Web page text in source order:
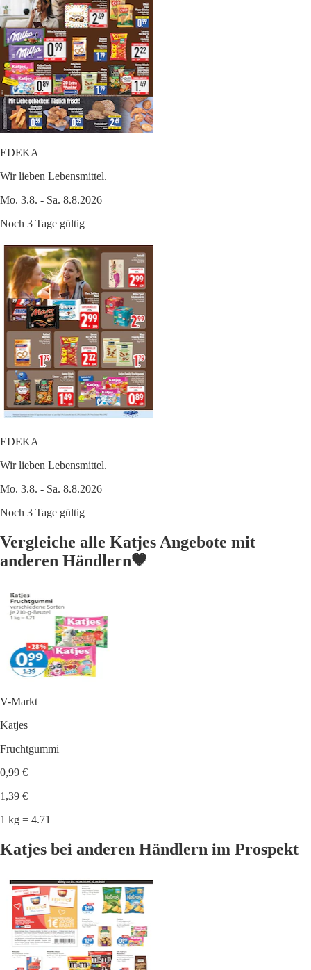
EDEKA
Wir lieben Lebensmittel.
Mo. 3.8. - Sa. 8.8.2026
Noch 3 Tage gültig
EDEKA
Wir lieben Lebensmittel.
Mo. 3.8. - Sa. 8.8.2026
Noch 3 Tage gültig
Vergleiche alle Katjes Angebote mit
anderen Händlern🧡
V-Markt
Katjes
Fruchtgummi
0,99 €
1,39 €
1 kg = 4.71
Katjes bei anderen Händlern im Prospekt